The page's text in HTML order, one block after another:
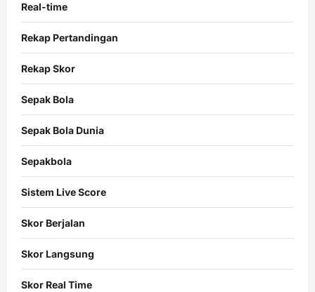
Real-time
Rekap Pertandingan
Rekap Skor
Sepak Bola
Sepak Bola Dunia
Sepakbola
Sistem Live Score
Skor Berjalan
Skor Langsung
Skor Real Time